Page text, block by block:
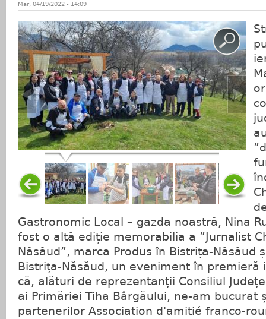
Mar, 04/19/2022 - 14:09
Gastronomic Local – gazda noastră, Nina
fost o altă ediție memorabilia a ”Jurnalist
Năsăud”, marca Produs în Bistrița-Năsăud și
Bistrița-Năsăud, un eveniment în
că, alături de reprezentanții Consiliul
ai Primăriei Tiha Bârgăului, ne-am bucurat
partenerilor Association d'amitié franco-